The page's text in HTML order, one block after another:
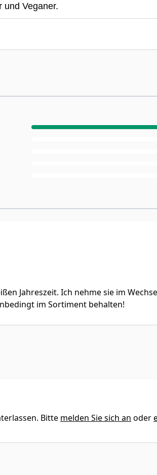
und Veganer.
Jahreszeit. Ich nehme sie im
im Sortiment behalten!
Bitte melden Sie sich an oder